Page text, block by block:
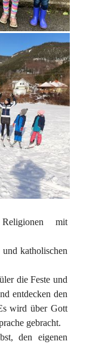
mit
katholischen
die Feste und
entdecken den
wird über Gott
gebracht.
den eigenen